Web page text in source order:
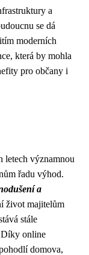
a
se dá
moderních
která by mohla
pro občany i
letech významnou
řadu výhod.
a
život majitelům
stále
Díky online
domova,